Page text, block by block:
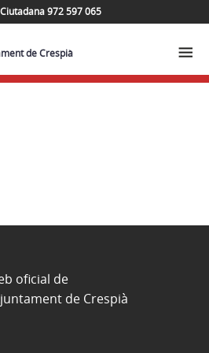
972 597 065
de Crespià
oficial de
de Crespià